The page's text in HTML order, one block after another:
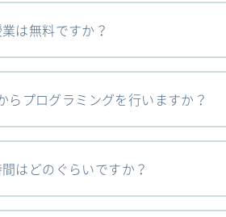
は無料ですか？
らプログラミングを行いますか？
はどのぐらいですか？